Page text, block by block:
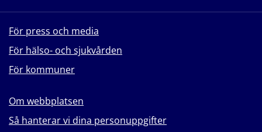
För press och media
För hälso- och sjukvården
För kommuner
Om webbplatsen
Så hanterar vi dina personuppgifter